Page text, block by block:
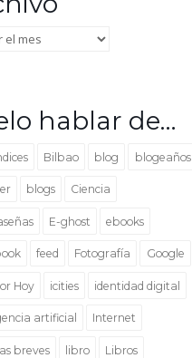
hablar de…
Bilbao blog blogeaños
blogs Ciencia
E-ghost ebooks
feed Fotografía Google
Hoy icities identidad digital
artificial Internet
breves libro Libros